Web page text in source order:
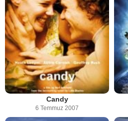
Candy
6 Temmuz 2007